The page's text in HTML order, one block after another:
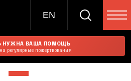
EN
НУЖНА ВАША ПОМОЩЬ
регулярные пожертвования